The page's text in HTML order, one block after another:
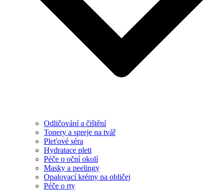
Odličování a čištění
Tonery a spreje na tvář
Pleťové séra
Hydratace pleti
Péče o oční okolí
Masky a peelingy
Opalovací krémy na obličej
Péče o rty